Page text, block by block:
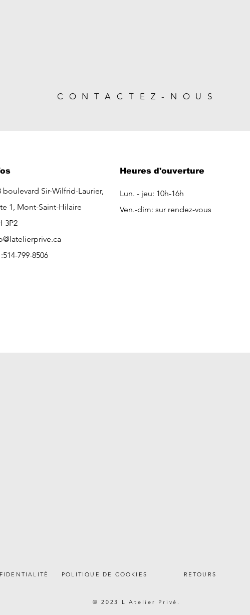
CONTACTEZ-NOUS
boulevard Sir-Wilfrid-Laurier,
1, Mont-Saint-Hilaire
3P2
799-8506
Heures d'ouverture
Lun. - jeu: 10h-16h
Ven.-dim: sur rendez-vous
POLITIQUE DE COOKIES RETOURS
© 2023 L'Atelier Privé.